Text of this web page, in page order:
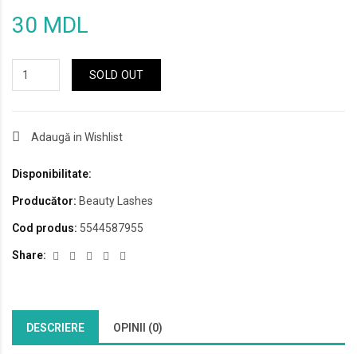
30 MDL
SOLD OUT
Adaugă in Wishlist
Disponibilitate:
Producător: Beauty Lashes
Cod produs: 5544587955
Share:
DESCRIERE OPINII (0)